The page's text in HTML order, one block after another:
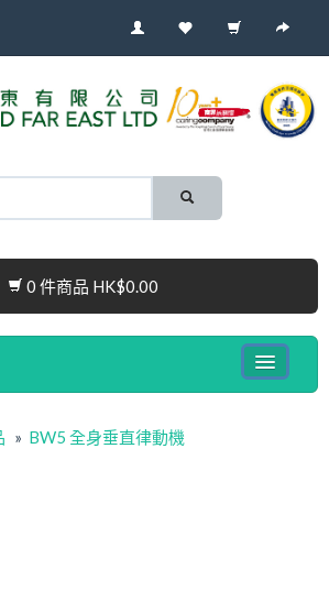
0 件商品 HK$0.00
» BW5 全身垂直律動機